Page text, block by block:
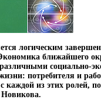
логическим
ближайшего
социально-
потребителя и
каждой из этих ролей,